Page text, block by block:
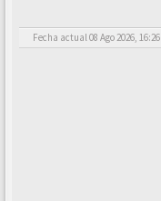
Fecha actual 08 Ago 2026, 16:26